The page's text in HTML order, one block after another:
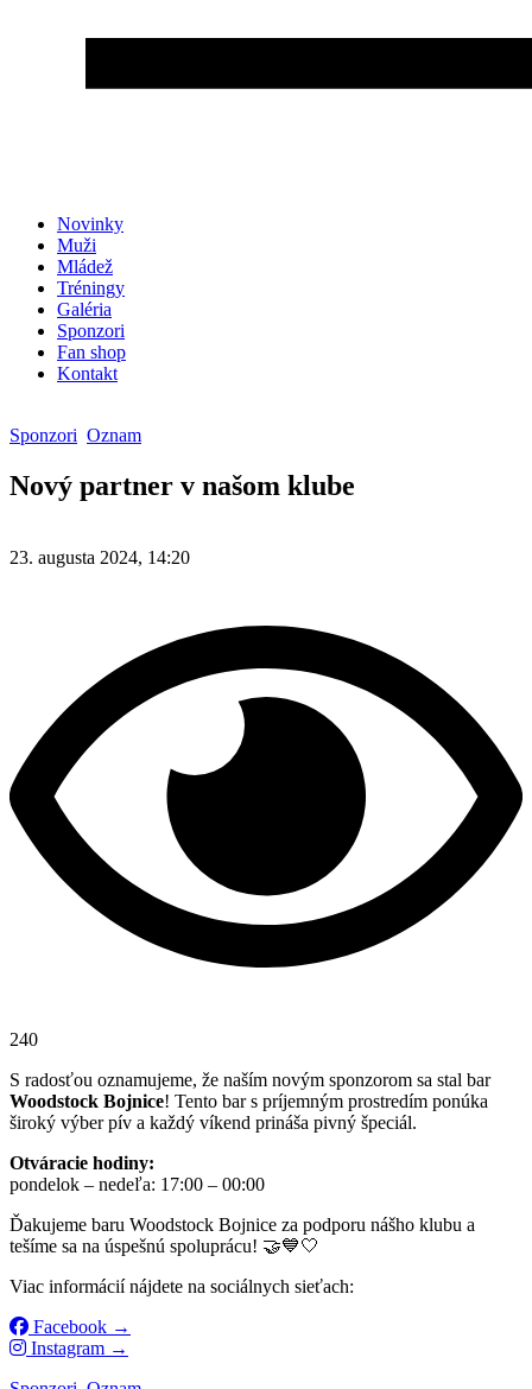
Novinky
Muži
Mládež
Tréningy
Galéria
Sponzori
Fan shop
Kontakt
Sponzori Oznam
Nový partner v našom klube
23. augusta 2024, 14:20
240
S radosťou oznamujeme, že naším novým sponzorom sa stal bar
Woodstock Bojnice! Tento bar s príjemným prostredím ponúka
široký výber pív a každý víkend prináša pivný špeciál.
Otváracie hodiny:
pondelok – nedeľa: 17:00 – 00:00
Ďakujeme baru Woodstock Bojnice za podporu nášho klubu a
tešíme sa na úspešnú spoluprácu! 🤝💙🤍
Viac informácií nájdete na sociálnych sieťach:
Facebook →
Instagram →